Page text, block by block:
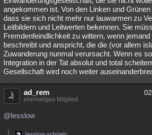
angekommen ist. Von den Linken und
dass sie sich nicht mehr nur lauwarmen zu
Leitbildern und Leitwerten bekennen. Sie
Fremdenfeindlichkeit zu wittern, wenn
beschreibt und anspricht, die die (vor allem
Zuwanderung nunmal verursacht. Wenn es
Integration in der Tat absolut und total
Gesellschaft wird noch weiter
ad_rem
ehemaliges Mitglied
@lesslow